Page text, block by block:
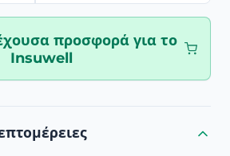
προσφορά για το
Insuwell